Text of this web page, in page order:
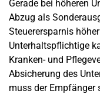
Gerade bei höheren
Abzug als
Steuerersparnis
Unterhaltspflichtige
Kranken- und
Absicherung des
muss der Empfänger